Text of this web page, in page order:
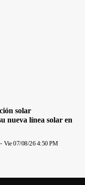
solar
nueva línea solar en
- Vie 07/08/26 4:50 PM